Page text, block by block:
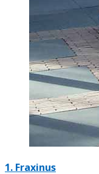
1. Fraxinus